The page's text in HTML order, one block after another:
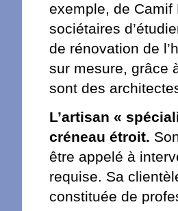
exemple, de
sociétaires
de rénovation de
sur mesure, grâce
sont des
L’artisan «
créneau étroit.
être appelé à
requise. Sa
constituée de